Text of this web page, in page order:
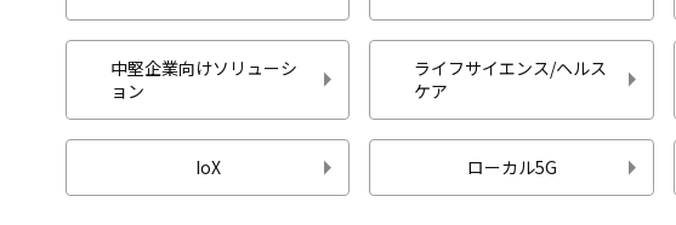
中堅企業向けソリューシ
ョン
ライフサイエンス/ヘルス
ケア
IoX ローカル5G